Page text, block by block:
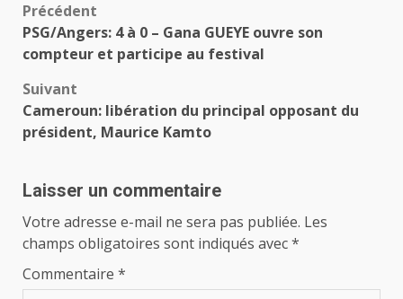
Navigation
d’article
Précédent
PSG/Angers: 4 à 0 – Gana GUEYE ouvre son
compteur et participe au festival
Suivant
Cameroun: libération du principal opposant du
président, Maurice Kamto
Laisser un commentaire
Votre adresse e-mail ne sera pas publiée. Les
champs obligatoires sont indiqués avec*
Commentaire *